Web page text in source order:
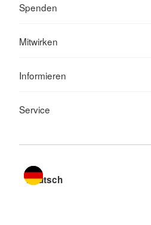
Spenden
Mitwirken
Informieren
Service
Sprache wechseln zu